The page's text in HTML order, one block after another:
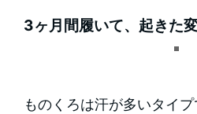
3ヶ月間履いて、起きた
ものくろは汗が多いタイ